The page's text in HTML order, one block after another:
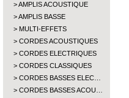
AMPLIS ACOUSTIQUE
AMPLIS BASSE
MULTI-EFFETS
CORDES ACOUSTIQUES
CORDES ELECTRIQUES
CORDES CLASSIQUES
CORDES BASSES ELEC…
CORDES BASSES ACOU…